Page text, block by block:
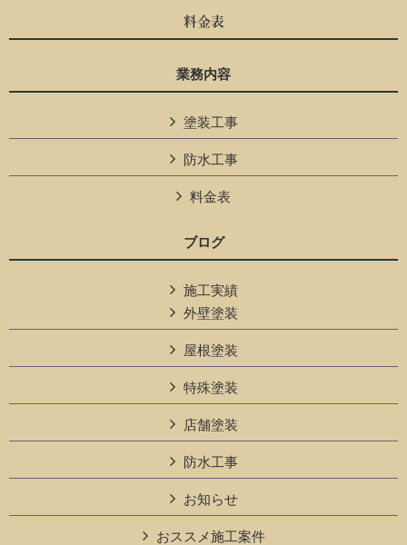
料金表
業務内容
塗装工事
防水工事
料金表
ブログ
施工実績
外壁塗装
屋根塗装
特殊塗装
店舗塗装
防水工事
お知らせ
おススメ施工案件